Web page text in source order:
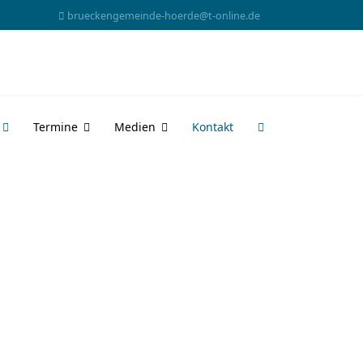
brueckengemeinde-hoerde@t-online.de
Termine Medien Kontakt